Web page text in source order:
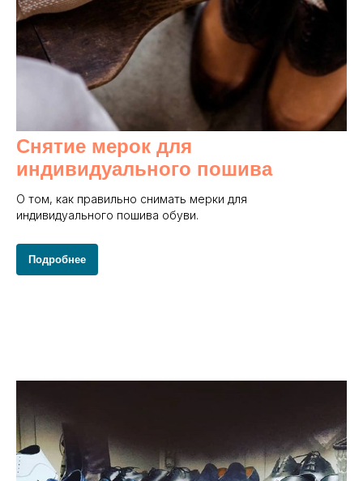
Снятие мерок для
индивидуального пошива
О том, как правильно снимать мерки для
индивидуального пошива обуви.
Подробнее